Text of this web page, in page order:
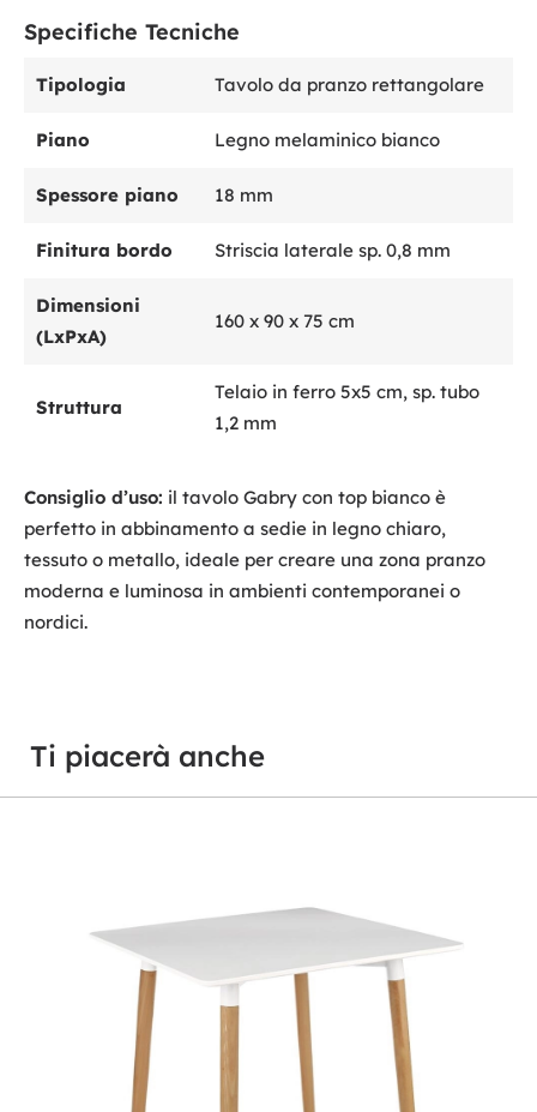
Specifiche Tecniche
Tipologia Tavolo da pranzo rettangolare
Piano Legno melaminico bianco
Spessore piano 18 mm
Finitura bordo Striscia laterale sp. 0,8 mm
Dimensioni
(LxPxA)
160 x 90 x 75 cm
Struttura
Telaio in ferro 5x5 cm, sp. tubo
1,2 mm
Consiglio d’uso: il tavolo Gabry con top bianco è
perfetto in abbinamento a sedie in legno chiaro,
tessuto o metallo, ideale per creare una zona pranzo
moderna e luminosa in ambienti contemporanei o
nordici.
Ti piacerà anche